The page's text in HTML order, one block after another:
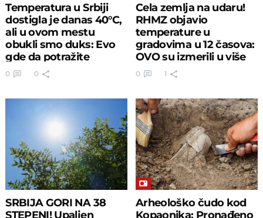
Temperatura u Srbiji
dostigla je danas 40°C,
ali u ovom mestu
obukli smo duks: Evo
gde da potražite
OSVEŽENJE
0 0
Cela zemlja na udaru!
RHMZ objavio
temperature u
gradovima u 12 časova:
OVO su izmerili u više
mesta
0 1
SRBIJA GORI NA 38
STEPENI! Upaljen
Arheološko čudo kod
Kopaonika: Pronađeno